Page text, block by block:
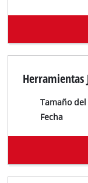
Herramientas
Tamaño
Fecha